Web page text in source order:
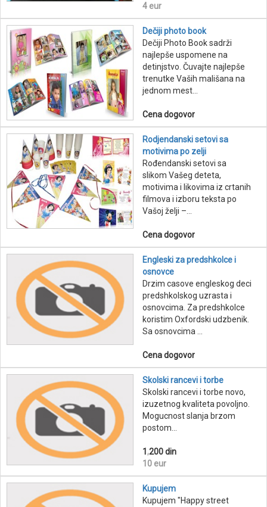
4 eur
Dečiji photo book
Dečiji Photo Book sadrži
najlepše uspomene na
detinjstvo. Čuvajte najlepše
trenutke Vaših mališana na
jednom mest...
Cena dogovor
Rodjendanski setovi sa
motivima po zelji
Rođendanski setovi sa
slikom Vašeg deteta,
motivima i likovima iz crtanih
filmova i izboru teksta po
Vašoj želji –...
Cena dogovor
Engleski za predshkolce i
osnovce
Drzim casove engleskog deci
predshkolskog uzrasta i
osnovcima. Za predshkolce
koristim Oxfordski udzbenik.
Sa osnovcima ...
Cena dogovor
Skolski rancevi i torbe
Skolski rancevi i torbe novo,
izuzetnog kvaliteta povoljno.
Mogucnost slanja brzom
postom...
1 ,200 din
10 eur
Kupujem
Kupujem "Happy street